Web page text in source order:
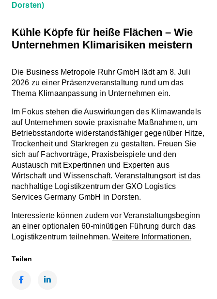
Dorsten)
Kühle Köpfe für heiße Flächen – Wie
Unternehmen Klimarisiken meistern
Die Business Metropole Ruhr GmbH lädt am 8. Juli
2026 zu einer Präsenzveranstaltung rund um das
Thema Klimaanpassung in Unternehmen ein.
Im Fokus stehen die Auswirkungen des Klimawandels
auf Unternehmen sowie praxisnahe Maßnahmen, um
Betriebsstandorte widerstandsfähiger gegenüber Hitze,
Trockenheit und Starkregen zu gestalten. Freuen Sie
sich auf Fachvorträge, Praxisbeispiele und den
Austausch mit Expertinnen und Experten aus
Wirtschaft und Wissenschaft. Veranstaltungsort ist das
nachhaltige Logistikzentrum der GXO Logistics
Services Germany GmbH in Dorsten.
Interessierte können zudem vor Veranstaltungsbeginn
an einer optionalen 60-minütigen Führung durch das
Logistikzentrum teilnehmen.Weitere Informationen.
Teilen